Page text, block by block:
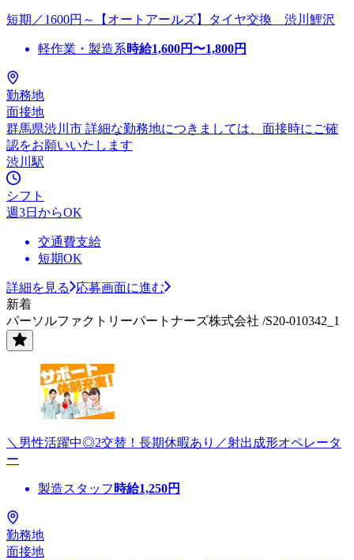
短期／1600円～【オートアールズ】タイヤ交換 渋川鯉沢
軽作業・製造系時給1,600円〜1,800円
勤務地
面接地
群馬県渋川市 詳細な勤務地につきましては、面接時にご確
認をお願いいたします
渋川駅
シフト
週3日からOK
交通費支給
短期OK
詳細を見る
応募画面に進む
新着
パーソルファクトリーパートナーズ株式会社 /S20-010342_1
＼男性活躍中◎2交替！長期休暇あり／射出成形オペレータ
ー
製造スタッフ 時給1,250円
勤務地
面接地